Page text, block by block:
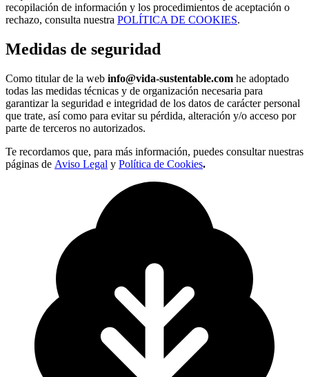
recopilación de información y los procedimientos de aceptación o
rechazo, consulta nuestra POLÍTICA DE COOKIES.
Medidas de seguridad
Como titular de la web info@vida-sustentable.com he adoptado
todas las medidas técnicas y de organización necesaria para
garantizar la seguridad e integridad de los datos de carácter personal
que trate, así como para evitar su pérdida, alteración y/o acceso por
parte de terceros no autorizados.
Te recordamos que, para más información, puedes consultar nuestras
páginas de Aviso Legal y Política de Cookies.